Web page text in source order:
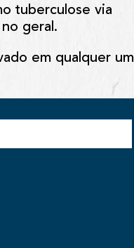
tuberculose via
geral.
em qualquer um